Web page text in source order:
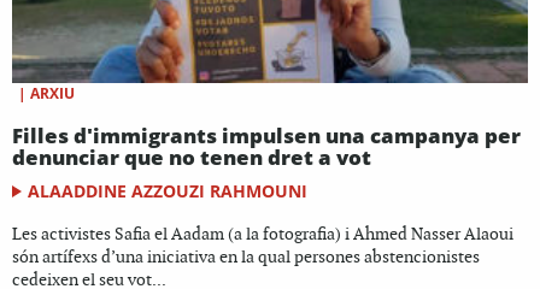
| ARXIU
Filles d'immigrants impulsen una campanya per
denunciar que no tenen dret a vot
ALAADDINE AZZOUZI RAHMOUNI
Les activistes Safia el Aadam (a la fotografia) i Ahmed Nasser Alaoui
són artífexs d’una iniciativa en la qual persones abstencionistes
cedeixen el seu vot...